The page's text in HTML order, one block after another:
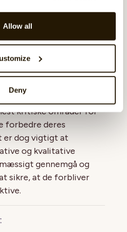
Allow all
Deny
værktøjer til at måle og
præstationer. Ved
og bruge de rigtige
kritiske områder for
forbedre deres
dog vigtigt at
og kvalitative
gennemgå og
sikre, at de forbliver